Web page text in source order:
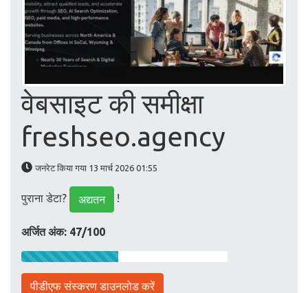
वेबसाइट की समीक्षा
freshseo.agency
जनरेट किया गया 13 मार्च 2026 01:55
पुराना डेटा? अद्यतन !
अर्जित अंक: 47/100
पीडीएफ संस्करण डाउनलोड करें